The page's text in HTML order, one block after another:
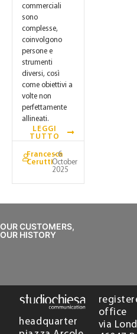
commerciali
sono
complesse,
coinvolgono
persone e
strumenti
diversi, così
come obiettivi a
volte non
perfettamente
allineati.
LEGGI
TUTTO
Francesca
Cerutti
- 6
October
2025
OUR CUSTOMERS,
OUR HISTORY
headquarter
office
via